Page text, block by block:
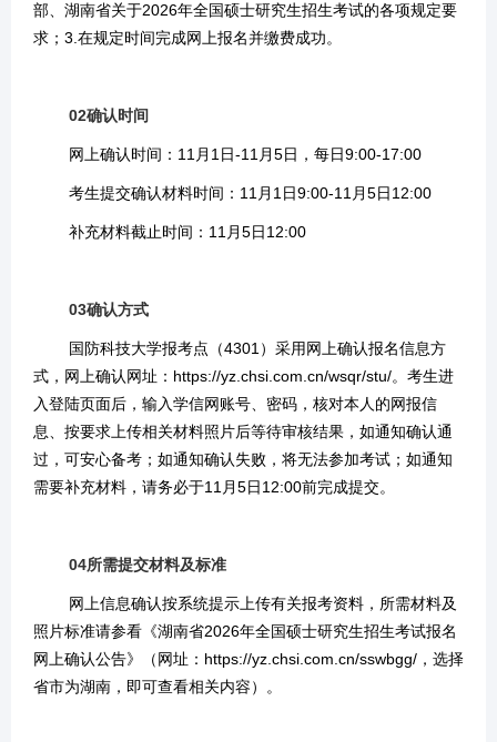
部、湖南省关于2026年全国硕士研究生招生考试的各项规定要
求； 3.在规定时间完成网上报名并缴费成功。
02确认时间
网上确认时间： 11月1日-11月5日，每日9:00-17:00
考生提交确认材料时间： 11月1日9:00-11月5日12:00
补充材料截止时间： 11月5日12:00
03确认方式
国防科技大学报考点（4301）采用网上确认报名信息方
式，网上确认网址：https://yz.chsi.com.cn/wsqr/stu/。 考生进
入登陆页面后，输入学信网账号、密码，核对本人的网报信
息、按要求上传相关材料照片后等待审核结果，如通知确认通
过，可安心备考；如通知确认失败，将无法参加考试；如通知
需要补充材料，请务必于11月5日12:00前完成提交。
04所需提交材料及标准
网上信息确认按系统提示上传有关报考资料，所需材料及
照片标准请参看《湖南省2026年全国硕士研究生招生考试报名
网上确认公告》（网址：https://yz.chsi.com.cn/sswbgg/，选择
省市为湖南，即可查看相关内容）。